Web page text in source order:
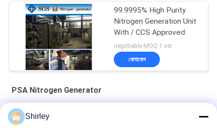
99.9995% High Purity
Nitrogen Generation Unit
With / CCS Approved
negotiable MOQ:1 set
যোগাযোগ
PSA Nitrogen Generator
সাইটে পিএসএ নাইট্রোজেন জেনারেটর ফাইবার লেজার কাটার জন্য 99.99% বিশুদ্ধতা এবং
90% খরচ সাশ্রয়
Shirley